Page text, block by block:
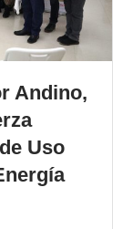
Andino,
Uso